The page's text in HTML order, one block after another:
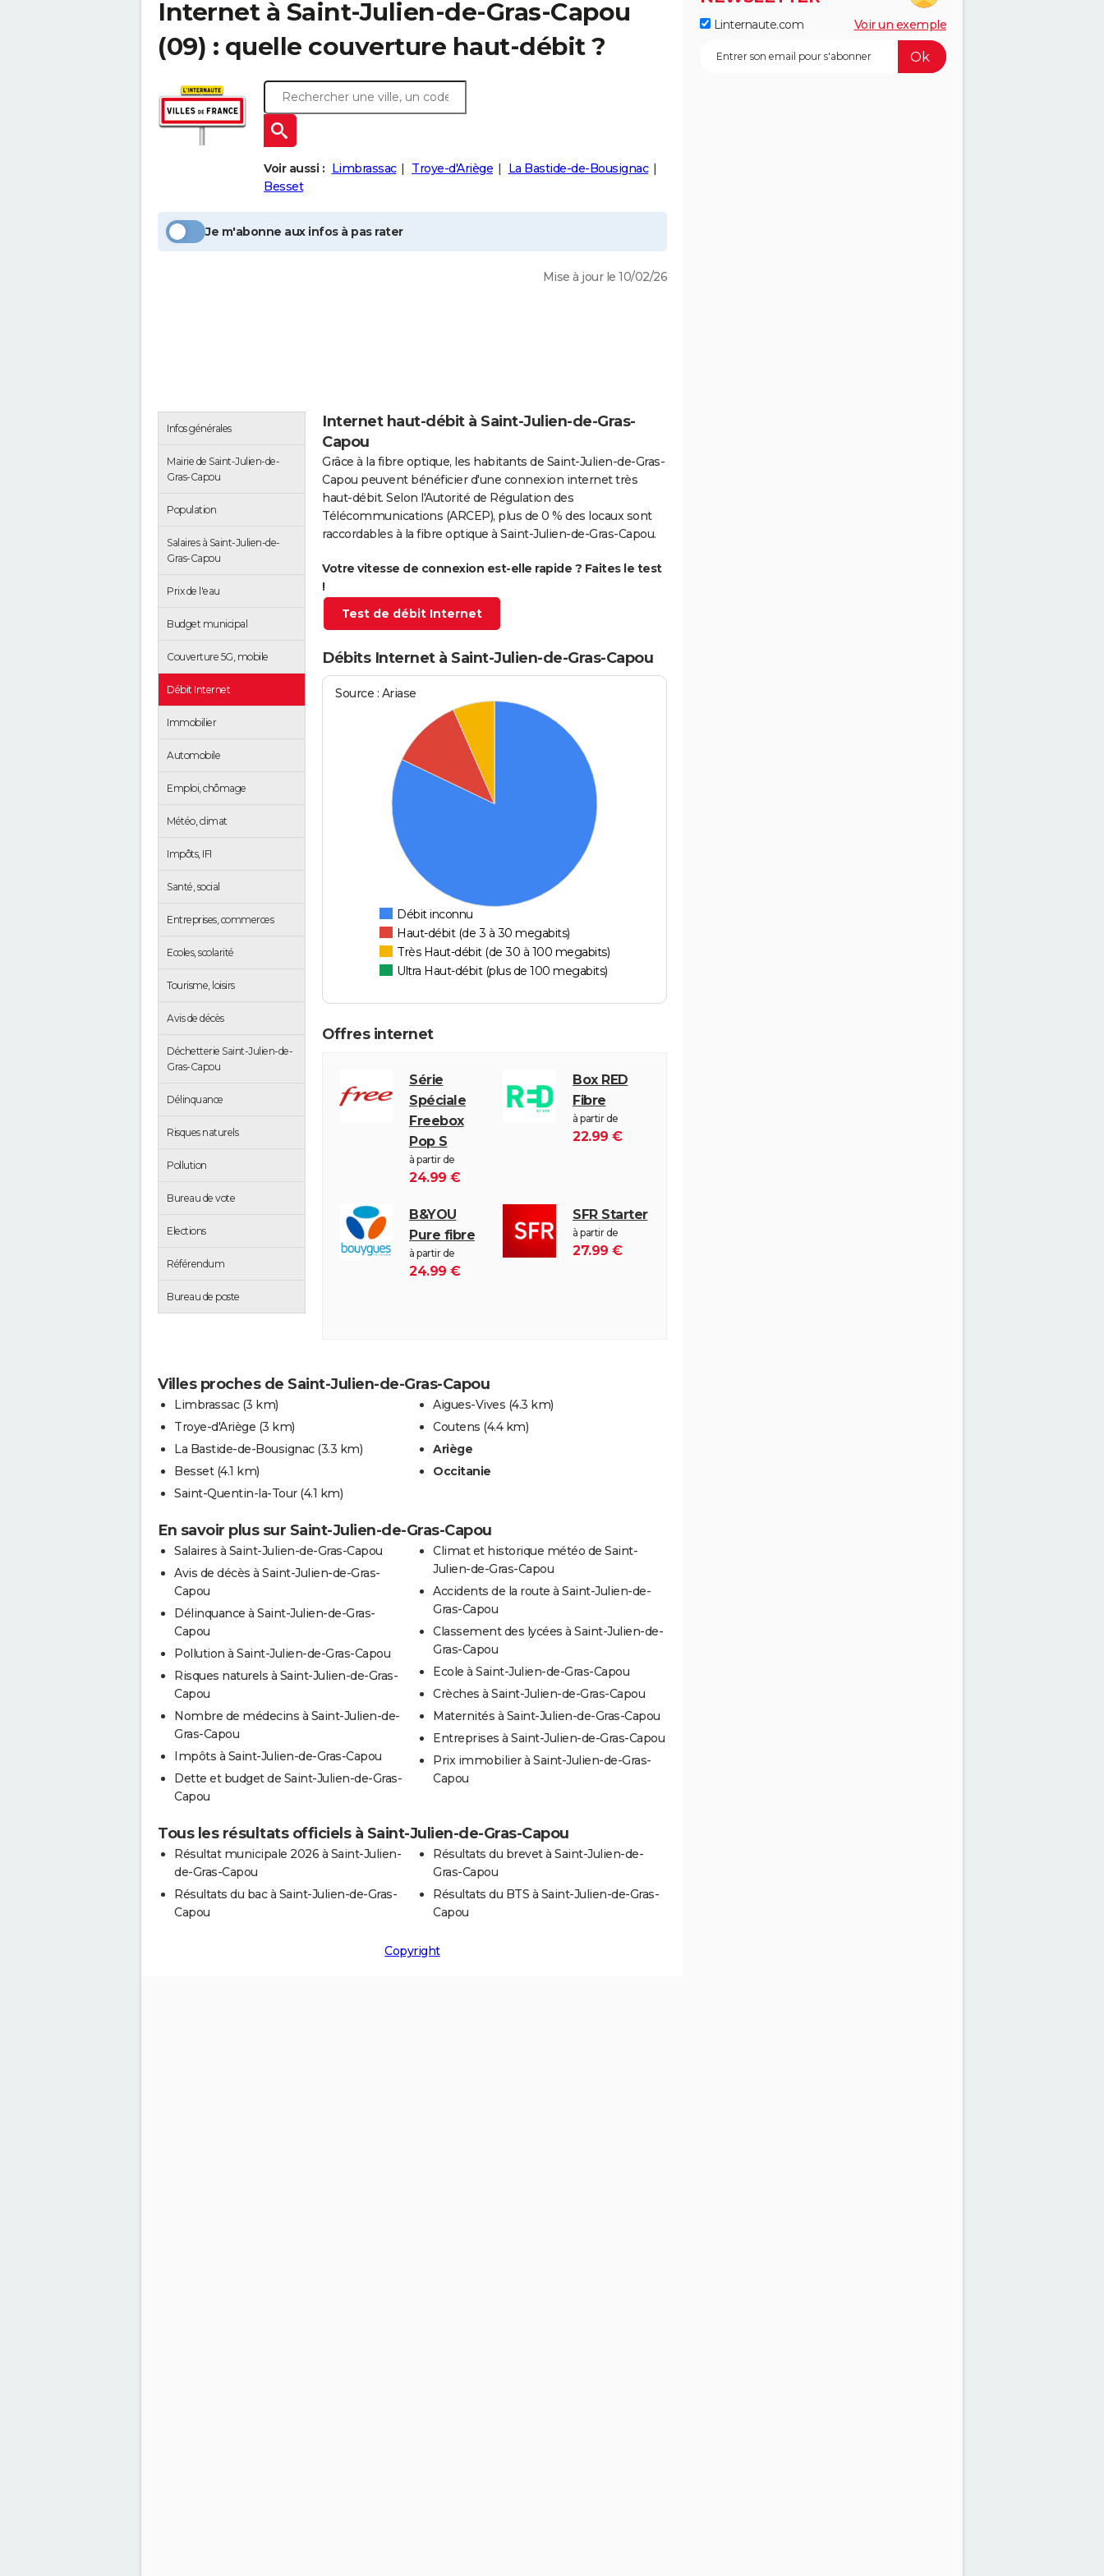
Internet à Saint-Julien-de-Gras-Capou
(09) : quelle couverture haut-débit ?
Voir aussi : Limbrassac Troye-d'Ariège
La Bastide-de-Bousignac
Besset
Je m'abonne aux infos à pas rater
Mise à jour le 10/02/26
Infos générales
Mairie de Saint-Julien-de-
Gras-Capou
Population
Salaires à Saint-Julien-de-
Gras-Capou
Prix de l'eau
Budget municipal
Couverture 5G, mobile
Débit Internet
Immobilier
Automobile
Emploi, chômage
Météo, climat
Impôts, IFI
Santé, social
Entreprises, commerces
Ecoles, scolarité
Tourisme, loisirs
Avis de décès
Déchetterie Saint-Julien-de-
Gras-Capou
Délinquance
Risques naturels
Pollution
Bureau de vote
Elections
Référendum
Bureau de poste
Internet haut-débit à Saint-Julien-de-Gras-
Capou
Grâce à la fibre optique, les habitants de Saint-Julien-de-Gras-
Capou peuvent bénéficier d'une connexion internet très
haut-débit. Selon l'Autorité de Régulation des
Télécommunications (ARCEP), plus de 0 % des locaux sont
raccordables à la fibre optique à Saint-Julien-de-Gras-Capou.
Votre vitesse de connexion est-elle rapide ? Faites le test
!
Test de débit Internet
Débits Internet à Saint-Julien-de-Gras-Capou
Source : Ariase
Débit inconnu
Haut-débit (de 3 à 30 megabits)
Très Haut-débit (de 30 à 100 megabits)
Ultra Haut-débit (plus de 100 megabits)
Offres internet
Série
Spéciale
Freebox
Pop S
à partir de
24.99 €
Box RED
Fibre
à partir de
22.99 €
B&YOU
Pure fibre
à partir de
24.99 €
SFR Starter
à partir de
27.99 €
Villes proches de Saint-Julien-de-Gras-Capou
Limbrassac (3 km)
Troye-d'Ariège (3 km)
La Bastide-de-Bousignac (3.3 km)
Besset (4.1 km)
Saint-Quentin-la-Tour (4.1 km)
Aigues-Vives (4.3 km)
Coutens (4.4 km)
Ariège
Occitanie
En savoir plus sur Saint-Julien-de-Gras-Capou
Salaires à Saint-Julien-de-Gras-Capou
Avis de décès à Saint-Julien-de-Gras-
Capou
Délinquance à Saint-Julien-de-Gras-
Capou
Pollution à Saint-Julien-de-Gras-Capou
Risques naturels à Saint-Julien-de-Gras-
Capou
Nombre de médecins à Saint-Julien-de-
Gras-Capou
Impôts à Saint-Julien-de-Gras-Capou
Dette et budget de Saint-Julien-de-Gras-
Capou
Climat et historique météo de Saint-
Julien-de-Gras-Capou
Accidents de la route à Saint-Julien-de-
Gras-Capou
Classement des lycées à Saint-Julien-de-
Gras-Capou
Ecole à Saint-Julien-de-Gras-Capou
Crèches à Saint-Julien-de-Gras-Capou
Maternités à Saint-Julien-de-Gras-Capou
Entreprises à Saint-Julien-de-Gras-Capou
Prix immobilier à Saint-Julien-de-Gras-
Capou
Tous les résultats officiels à Saint-Julien-de-Gras-Capou
Résultat municipale 2026 à Saint-Julien-
de-Gras-Capou
Résultats du bac à Saint-Julien-de-Gras-
Capou
Résultats du brevet à Saint-Julien-de-
Gras-Capou
Résultats du BTS à Saint-Julien-de-Gras-
Capou
Copyright
Linternaute.com Voir un exemple